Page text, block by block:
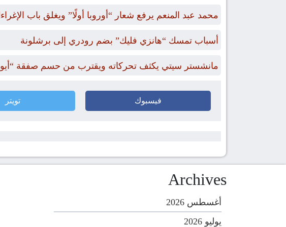
محمد عبد المنعم يرفع شعار “أوروبا أولًا” ويغلق باب
أسباب تمسك “هانزي فليك” بضم رودري إلى برشلونة
مانشستر سيتي يكثف تحركاته ويقترب من حسم صفقة
فيسبوك تويتر
Archives
أغسطس 2026
يوليو 2026